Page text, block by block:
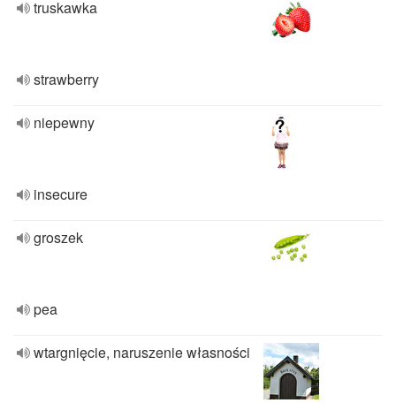
truskawka
strawberry
niepewny
insecure
groszek
pea
wtargnięcie, naruszenie własności